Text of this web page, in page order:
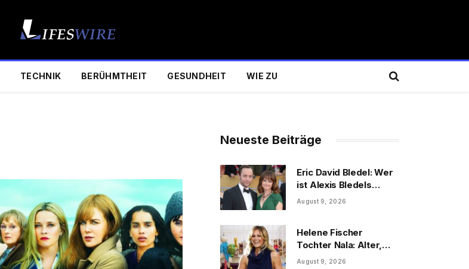
TECHNIK BERÜHMTHEIT GESUNDHEIT WIE ZU
Neueste Beiträge
Eric David Bledel: Wer
ist Alexis Bledels
Bruder wirklich?
August 9, 2026
Helene Fischer
Tochter Nala: Alter,
Schwester & Familie
August 9, 2026